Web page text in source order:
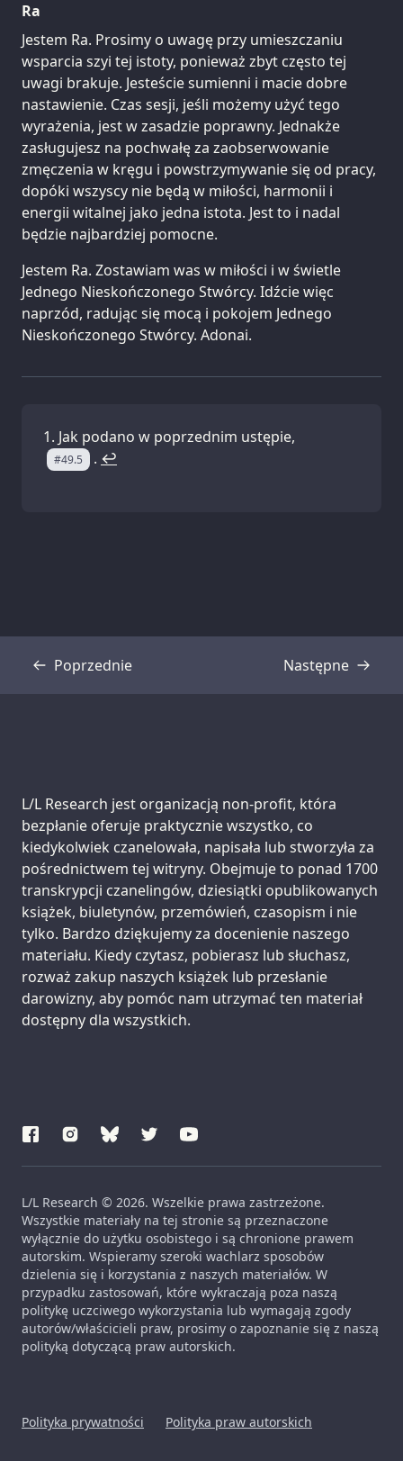
Ra
Jestem Ra. Prosimy o uwagę przy umieszczaniu
wsparcia szyi tej istoty, ponieważ zbyt często tej
uwagi brakuje. Jesteście sumienni i macie dobre
nastawienie. Czas sesji, jeśli możemy użyć tego
wyrażenia, jest w zasadzie poprawny. Jednakże
zasługujesz na pochwałę za zaobserwowanie
zmęczenia w kręgu i powstrzymywanie się od pracy,
dopóki wszyscy nie będą w miłości, harmonii i
energii witalnej jako jedna istota. Jest to i nadal
będzie najbardziej pomocne.
Jestem Ra. Zostawiam was w miłości i w świetle
Jednego Nieskończonego Stwórcy. Idźcie więc
naprzód, radując się mocą i pokojem Jednego
Nieskończonego Stwórcy. Adonai.
Jak podano w poprzednim ustępie,
#49.5 . ↩
Poprzednie
Transkrypcja Następne
Transkrypcja
Support us:
L/L Research jest organizacją non-profit, która
bezpłanie oferuje praktycznie wszystko, co
kiedykolwiek czanelowała, napisała lub stworzyła za
pośrednictwem tej witryny. Obejmuje to ponad 1700
transkrypcji czanelingów, dziesiątki opublikowanych
książek, biuletynów, przemówień, czasopism i nie
tylko. Bardzo dziękujemy za docenienie naszego
materiału. Kiedy czytasz, pobierasz lub słuchasz,
rozważ zakup naszych książek lub przesłanie
darowizny, aby pomóc nam utrzymać ten materiał
dostępny dla wszystkich.
L/L Research © 2026. Wszelkie prawa zastrzeżone.
Wszystkie materiały na tej stronie są przeznaczone
wyłącznie do użytku osobistego i są chronione prawem
autorskim. Wspieramy szeroki wachlarz sposobów
dzielenia się i korzystania z naszych materiałów. W
przypadku zastosowań, które wykraczają poza naszą
politykę uczciwego wykorzystania lub wymagają zgody
autorów/właścicieli praw, prosimy o zapoznanie się z naszą
polityką dotyczącą praw autorskich.
Polityka prywatności Polityka praw autorskich